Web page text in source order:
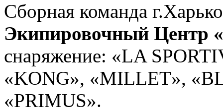
Сборная команда
Экипировочный Центр
снаряжение: «LA
«KONG», «MILLET»,
«PRIMUS».